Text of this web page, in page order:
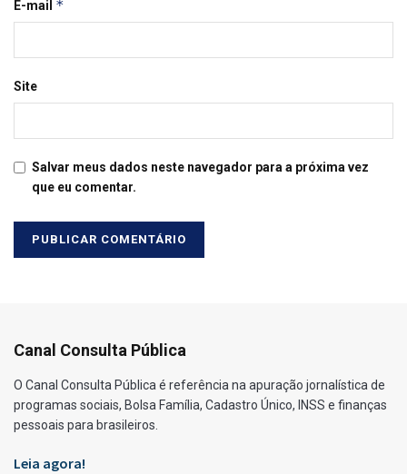
E-mail *
Site
Salvar meus dados neste navegador para a próxima vez
que eu comentar.
Canal Consulta Pública
O Canal Consulta Pública é referência na apuração jornalística de
programas sociais, Bolsa Família, Cadastro Único, INSS e finanças
pessoais para brasileiros.
Leia agora!